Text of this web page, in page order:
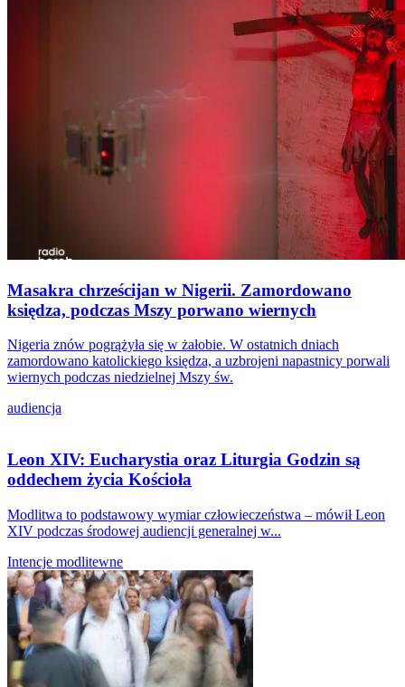
Masakra chrześcijan w Nigerii. Zamordowano
księdza, podczas Mszy porwano wiernych
Nigeria znów pogrążyła się w żałobie. W ostatnich dniach
zamordowano katolickiego księdza, a uzbrojeni napastnicy porwali
wiernych podczas niedzielnej Mszy św.
audiencja
Leon XIV: Eucharystia oraz Liturgia Godzin są
oddechem życia Kościoła
Modlitwa to podstawowy wymiar człowieczeństwa – mówił Leon
XIV podczas środowej audiencji generalnej w...
Intencje modlitewne